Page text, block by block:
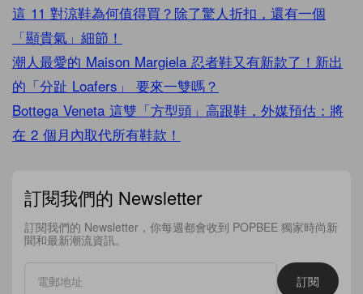
這 11 對涼鞋為何值得買？除了驚人折扣，還有一個
「顯貴氣」細節！
潮人最愛的 Maison Margiela 忍者鞋又有新款了！新出
的「分趾 Loafers」 要來一雙嗎？
Bottega Veneta 這雙「方型頭」高跟鞋，外媒預估：將
在 2 個月內取代所有鞋款！
訂閱我們的 Newsletter
訂閱我們的 Newsletter，你每週都會收到 POPBEE 獨家時尚新
聞和最新潮流資訊。
訂閱